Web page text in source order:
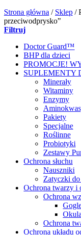
Strona główna / Sklep /
przeciwodprysko”
Filtruj
Doctor Guard™
BHP dla dzieci
PROMOCJE!
SUPLEMENTY
Minerały
Witaminy
Enzymy
Pakiety
Specjalne
Roślinne
Probiotyki
Zestawy
Ochrona słuchu
Nauszniki
Zatyczki do
Ochrona twarzy i
Ochrona
Ochrona
Ochrona układu